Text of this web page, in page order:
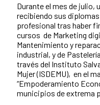
Durante el mes de julio,
recibiendo sus
profesional tras haber
cursos de Marketing
Mantenimiento y
industrial, y de
través del Instituto
Mujer (ISDEMU), en el
“Empoderamiento
municipios de extrema